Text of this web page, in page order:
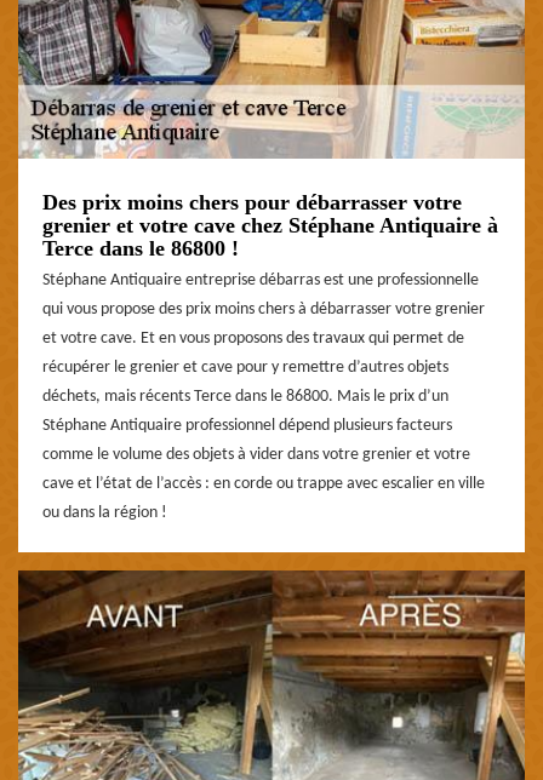
Des prix moins chers pour débarrasser votre
grenier et votre cave chez Stéphane Antiquaire à
Terce dans le 86800 !
Stéphane Antiquaire entreprise débarras est une professionnelle
qui vous propose des prix moins chers à débarrasser votre grenier
et votre cave. Et en vous proposons des travaux qui permet de
récupérer le grenier et cave pour y remettre d’autres objets
déchets, mais récents Terce dans le 86800. Mais le prix d’un
Stéphane Antiquaire professionnel dépend plusieurs facteurs
comme le volume des objets à vider dans votre grenier et votre
cave et l’état de l’accès : en corde ou trappe avec escalier en ville
ou dans la région !